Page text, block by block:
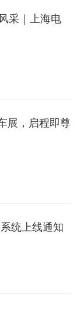
采｜上海电
展，启程即尊
统上线通知